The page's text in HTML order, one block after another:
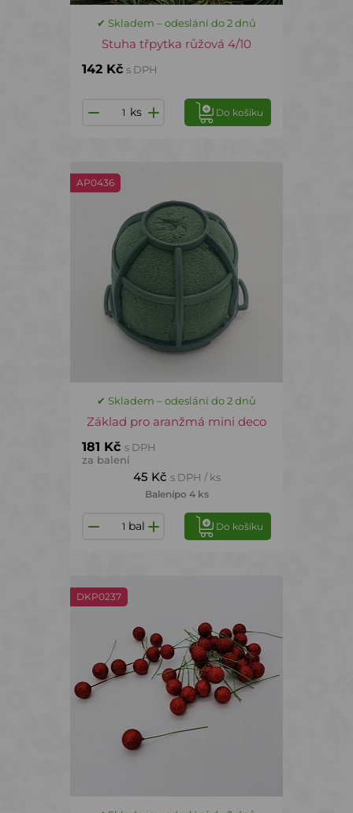
✔ Skladem – odeslání do 2 dnů
Stuha třpytka růžová 4/10
142 Kč s DPH
ks Do košíku
AP0436
✔ Skladem – odeslání do 2 dnů
Základ pro aranžmá mini deco
181 Kč s DPH
za balení
45 Kč s DPH / ks
Balenípo 4 ks
bal Do košíku
DKP0237